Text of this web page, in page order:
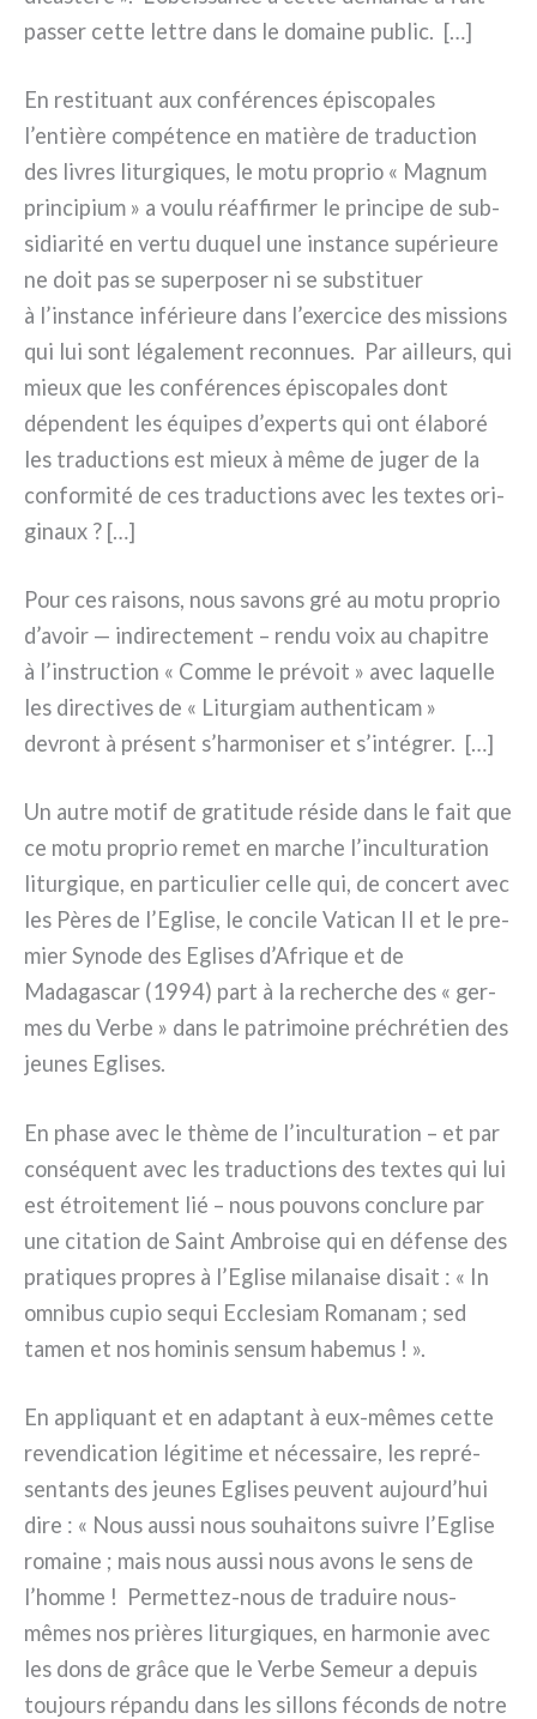
pas­ser cet­te let­tre dans le domai­ne public. […]
En resti­tuant aux con­fé­ren­ces épi­sco­pa­les
l’entière com­pé­ten­ce en matiè­re de tra­duc­tion
des livres litur­gi­ques, le motu pro­prio « Magnum
prin­ci­pium » a vou­lu réaf­fir­mer le prin­ci­pe de sub­
si­dia­ri­té en ver­tu duquel une instan­ce supé­rieu­re
ne doit pas se super­po­ser ni se sub­sti­tuer
à l’instance infé­rieu­re dans l’exercice des mis­sions
qui lui sont léga­le­ment recon­nues. Par ail­leurs, qui
mieux que les con­fé­ren­ces épi­sco­pa­les dont
dépen­dent les équi­pes d’experts qui ont éla­bo­ré
les tra­duc­tions est mieux à même de juger de la
con­for­mi­té de ces tra­duc­tions avec les tex­tes ori­
gi­naux ? […]
Pour ces rai­sons, nous savons gré au motu pro­prio
d’avoir — indi­rec­te­ment – ren­du voix au cha­pi­tre
à l’instruction « Comme le pré­voit » avec laquel­le
les direc­ti­ves de « Liturgiam authen­ti­cam »
devront à pré­sent s’harmoniser et s’intégrer. […]
Un autre motif de gra­ti­tu­de rési­de dans le fait que
ce motu pro­prio remet en mar­che l’inculturation
litur­gi­que, en par­ti­cu­lier cel­le qui, de con­cert avec
les Pères de l’Eglise, le con­ci­le Vatican II et le pre­
mier Synode des Eglises d’Afrique et de
Madagascar (1994) part à la recher­che des « ger­
mes du Verbe » dans le patri­moi­ne pré­chré­tien des
jeu­nes Eglises.
En pha­se avec le thè­me de l’inculturation – et par
con­sé­quent avec les tra­duc­tions des tex­tes qui lui
est étroi­te­ment lié – nous pou­vons con­clu­re par
une cita­tion de Saint Ambroise qui en défen­se des
pra­ti­ques pro­pres à l’Eglise mila­nai­se disait : « In
omni­bus cupio sequi Ecclesiam Romanam ; sed
tamen et nos homi­nis sen­sum habe­mus ! ».
En appli­quant et en adap­tant à eux-mêmes cet­te
reven­di­ca­tion légi­ti­me et néces­sai­re, les repré­
sen­tan­ts des jeu­nes Eglises peu­vent aujourd’hui
dire : « Nous aus­si nous sou­hai­tons sui­vre l’Eglise
romai­ne ; mais nous aus­si nous avons le sens de
l’homme ! Permettez-nous de tra­dui­re nous-
mêmes nos priè­res litur­gi­ques, en har­mo­nie avec
les dons de grâ­ce que le Verbe Semeur a depuis
tou­jours répan­du dans les sil­lons féconds de notre